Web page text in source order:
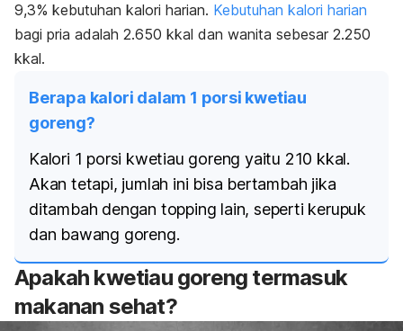
9,3% kebutuhan kalori harian. Kebutuhan kalori harian
bagi pria adalah 2.650 kkal dan wanita sebesar 2.250
kkal.
Berapa kalori dalam 1 porsi kwetiau
goreng?
Kalori 1 porsi kwetiau goreng yaitu 210 kkal.
Akan tetapi, jumlah ini bisa bertambah jika
ditambah dengan topping lain, seperti kerupuk
dan bawang goreng.
Apakah kwetiau goreng termasuk
makanan sehat?